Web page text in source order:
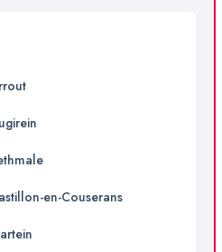
en-Couserans